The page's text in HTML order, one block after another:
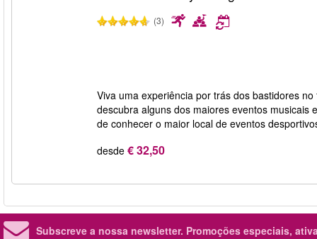
(3)
Viva uma experiência por trás dos bastidores
descubra alguns dos maiores eventos musicais
de conhecer o maior local de eventos
desde € 32,50
Subscreve a nossa newsletter. Promoções especiais,